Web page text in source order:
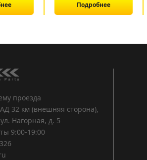
Подробнее
проезда
32 км (внешняя сторона),
Нагорная, д. 5
9:00-19:00